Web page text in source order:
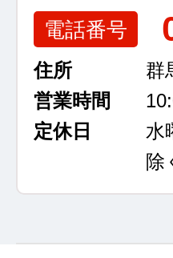
電話番号
住所
群
営業時間
定休日
水
除